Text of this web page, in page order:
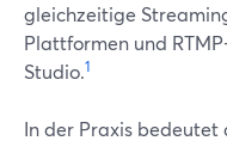
gleichzeitige
Plattformen und
Studio.1
In der Praxis bedeutet